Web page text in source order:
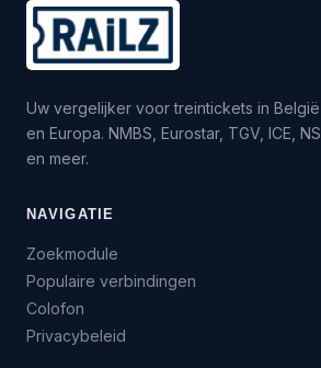
Uw vergelijker voor treintickets in België
en Europa. NMBS, Eurostar, TGV, ICE, NS
en meer.
NAVIGATIE
Zoekmodule
Populaire verbindingen
Colofon
Privacybeleid